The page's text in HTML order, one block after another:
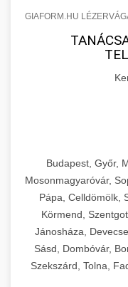
GIAFORM.HU
Budapest, Győr,
Mosonmagyaróvár,
Pápa, Celldömölk,
Körmend,
Jánosháza,
Sásd, Dombóvár,
Szekszárd, Tolna,